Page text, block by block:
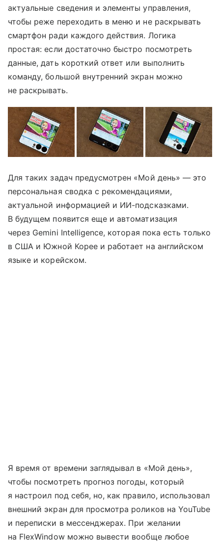
актуальные сведения и элементы управления,
чтобы реже переходить в меню и не раскрывать
смартфон ради каждого действия. Логика
простая: если достаточно быстро посмотреть
данные, дать короткий ответ или выполнить
команду, большой внутренний экран можно
не раскрывать.
Для таких задач предусмотрен «Мой день» — это
персональная сводка с рекомендациями,
актуальной информацией и ИИ-подсказками.
В будущем появится еще и автоматизация
через Gemini Intelligence, которая пока есть только
в США и Южной Корее и работает на английском
языке и корейском.
Я время от времени заглядывал в «Мой день»,
чтобы посмотреть прогноз погоды, который
я настроил под себя, но, как правило, использовал
внешний экран для просмотра роликов на YouTube
и переписки в мессенджерах. При желании
на FlexWindow можно вывести вообще любое